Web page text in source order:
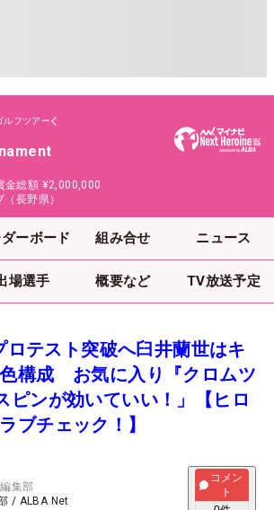
ルフツアー
金総額 ¥2,000,000
長野県）
ダーボード 組み合せ ニュース
場選手 概要など TV放送予定
ロテスト突破へ臼井蘭世はキ
構成 お気に入り『クロムツ
ピンが効いていい！」【ヒロ
ブチェック！】
集部
/ ALBA Net
コメン
ト